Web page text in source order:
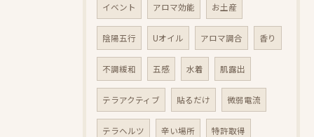
イベント アロマ効能 お土産
陰陽五行 Uオイル アロマ調合 香り
不調緩和 五感 水着 肌露出
テラアクティブ 貼るだけ 微弱電流
テラヘルツ 辛い場所 特許取得